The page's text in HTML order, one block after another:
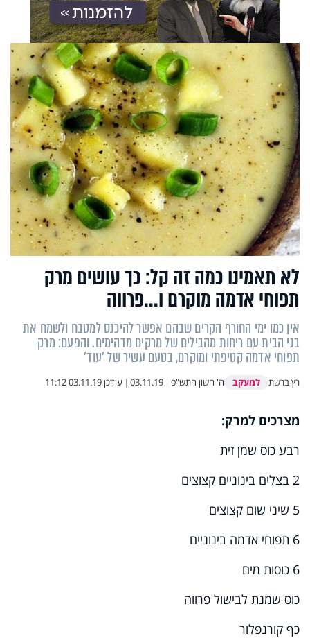
לא תאמינו כמה זה קל: כך עושים מרק
תפוחי אדמה מוקרם ו...פרווה
אין כמו ימי החורף הקרים שבהם אפשר להיכנס למטבח ולשמח את
בני הבית עם ריחות מהבילים של מרקים מדהימים. והפעם: מרק
תפוחי אדמה קטיפתי ומוקרם, בטעם עשיר של 'עוד'
רץ ברשת למעקב ה' חשון התש"פ |
03.11.19
| עודכן03.11.19 11:12
מצרכים למרק:
רבע כוס שמן זית
2 בצלים בינוניים קצוצים
5 שיני שום קצוצים
6 תפוחי אדמה בינוניים
6 כוסות מים
כוס שמנת לבישול פרווה
כף קורנפלור